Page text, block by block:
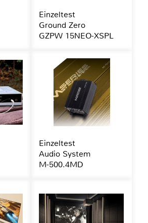
Einzeltest
Ground Zero
GZPW 15NEO-XSPL
Einzeltest
Audio System
M-500.4MD